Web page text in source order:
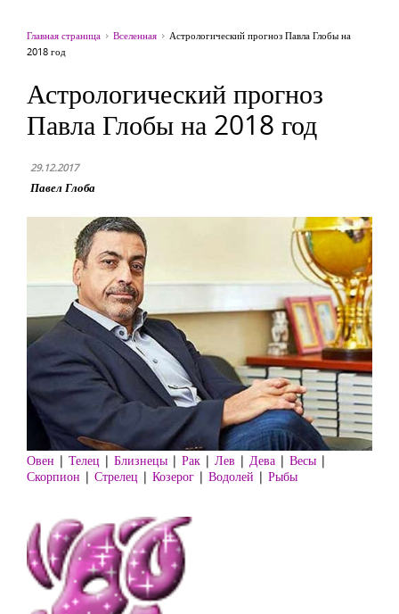
Главная страница Вселенная
Астрологический прогноз Павла Глобы на
2018 год
Астрологический прогноз
Павла Глобы на 2018 год
29.12.2017
Павел Глоба
Овен | Телец | Близнецы | Рак | Лев | Дева | Весы |
Скорпион | Стрелец | Козерог | Водолей | Рыбы